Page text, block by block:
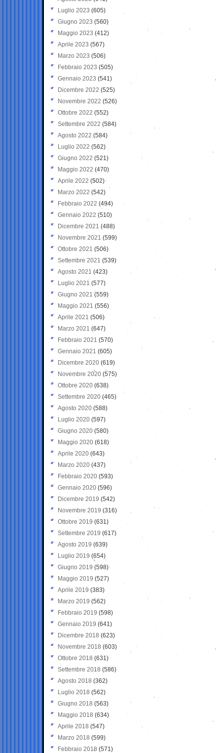
Luglio 2023 (605)
Giugno 2023 (560)
Maggio 2023 (412)
Aprile 2023 (567)
Marzo 2023 (506)
Febbraio 2023 (505)
Gennaio 2023 (541)
Dicembre 2022 (525)
Novembre 2022 (526)
Ottobre 2022 (552)
Settembre 2022 (584)
Agosto 2022 (584)
Luglio 2022 (562)
Giugno 2022 (521)
Maggio 2022 (470)
Aprile 2022 (502)
Marzo 2022 (542)
Febbraio 2022 (494)
Gennaio 2022 (510)
Dicembre 2021 (488)
Novembre 2021 (599)
Ottobre 2021 (506)
Settembre 2021 (539)
Agosto 2021 (423)
Luglio 2021 (577)
Giugno 2021(559)
Maggio 2021 (556)
Aprile 2021 (506)
Marzo 2021 (647)
Febbraio 2021 (570)
Gennaio 2021 (605)
Dicembre 2020 (619)
Novembre 2020 (575)
Ottobre 2020 (638)
Settembre 2020(465)
Agosto 2020 (588)
Luglio 2020 (597)
Giugno 2020 (580)
Maggio 2020 (618)
Aprile 2020 (643)
Marzo 2020 (437)
Febbraio 2020 (593)
Gennaio 2020 (596)
Dicembre 2019 (542)
Novembre 2019 (316)
Ottobre 2019 (631)
Settembre 2019 (617)
Agosto 2019 (639)
Luglio 2019 (654)
Giugno 2019 (598)
Maggio 2019 (527)
Aprile 2019 (383)
Marzo 2019 (562)
Febbraio 2019 (598)
Gennaio 2019 (641)
Dicembre 2018 (623)
Novembre 2018 (603)
Ottobre 2018 (631)
Settembre 2018 (586)
Agosto 2018 (362)
Luglio 2018 (562)
Giugno 2018 (563)
Maggio 2018 (634)
Aprile 2018 (547)
Marzo 2018 (599)
Febbraio 2018 (571)